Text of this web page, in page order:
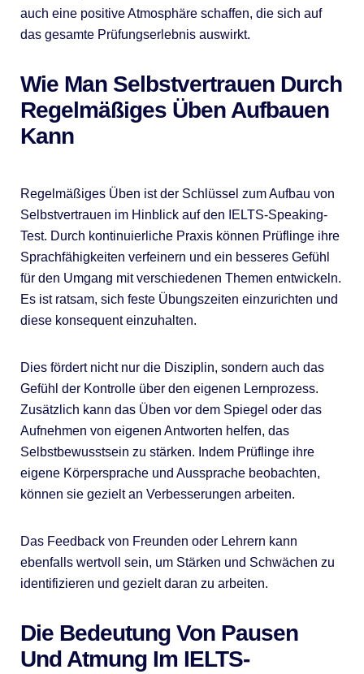
auch eine positive Atmosphäre schaffen, die sich auf
das gesamte Prüfungserlebnis auswirkt.
Wie Man Selbstvertrauen Durch
Regelmäßiges Üben Aufbauen
Kann
Regelmäßiges Üben ist der Schlüssel zum Aufbau von
Selbstvertrauen im Hinblick auf den IELTS-Speaking-
Test. Durch kontinuierliche Praxis können Prüflinge ihre
Sprachfähigkeiten verfeinern und ein besseres Gefühl
für den Umgang mit verschiedenen Themen entwickeln.
Es ist ratsam, sich feste Übungszeiten einzurichten und
diese konsequent einzuhalten.
Dies fördert nicht nur die Disziplin, sondern auch das
Gefühl der Kontrolle über den eigenen Lernprozess.
Zusätzlich kann das Üben vor dem Spiegel oder das
Aufnehmen von eigenen Antworten helfen, das
Selbstbewusstsein zu stärken. Indem Prüflinge ihre
eigene Körpersprache und Aussprache beobachten,
können sie gezielt an Verbesserungen arbeiten.
Das Feedback von Freunden oder Lehrern kann
ebenfalls wertvoll sein, um Stärken und Schwächen zu
identifizieren und gezielt daran zu arbeiten.
Die Bedeutung Von Pausen
Und Atmung Im IELTS-